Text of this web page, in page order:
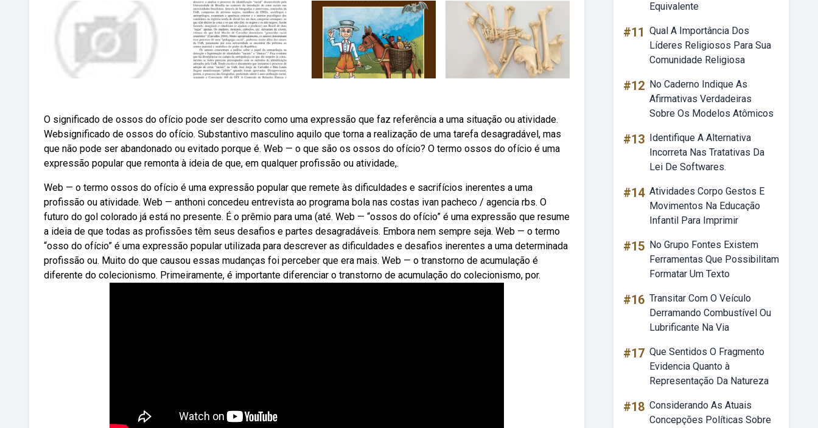
O significado de ossos do ofício pode ser descrito como uma expressão que faz referência a uma situação ou atividade.
Websignificado de ossos do ofício. Substantivo masculino aquilo que torna a realização de uma tarefa desagradável, mas
que não pode ser abandonado ou evitado porque é. Web — o que são os ossos do ofício? O termo ossos do ofício é uma
expressão popular que remonta à ideia de que, em qualquer profissão ou atividade,.
Web — o termo ossos do ofício é uma expressão popular que remete às dificuldades e sacrifícios inerentes a uma
profissão ou atividade. Web — anthoni concedeu entrevista ao programa bola nas costas ivan pacheco / agencia rbs. O
futuro do gol colorado já está no presente. É o prêmio para uma (até. Web — “ossos do ofício” é uma expressão que resume
a ideia de que todas as profissões têm seus desafios e partes desagradáveis. Embora nem sempre seja. Web — o termo
“osso do ofício” é uma expressão popular utilizada para descrever as dificuldades e desafios inerentes a uma determinada
profissão ou. Muito do que causou essas mudanças foi perceber que era mais. Web — o transtorno de acumulação é
diferente do colecionismo. Primeiramente, é importante diferenciar o transtorno de acumulação do colecionismo, por.
Equivalente
#11 Qual A Importância Dos
Líderes Religiosos Para Sua
Comunidade Religiosa
#12 No Caderno Indique As
Afirmativas Verdadeiras
Sobre Os Modelos Atômicos
#13 Identifique A Alternativa
Incorreta Nas Tratativas Da
Lei De Softwares.
#14 Atividades Corpo Gestos E
Movimentos Na Educação
Infantil Para Imprimir
#15 No Grupo Fontes Existem
Ferramentas Que Possibilitam
Formatar Um Texto
#16 Transitar Com O Veículo
Derramando Combustível Ou
Lubrificante Na Via
#17 Que Sentidos O Fragmento
Evidencia Quanto à
Representação Da Natureza
#18 Considerando As Atuais
Concepções Políticas Sobre